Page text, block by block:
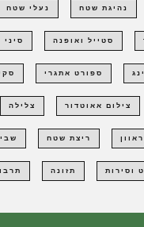
נהיגת שטח נעלי שטח
סטייל ואופנה סיני
ספורט אתגרי
צילום אאוטדור צלילה
ריצת שטח
וסירות תזונה